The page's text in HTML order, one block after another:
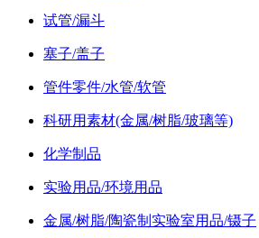
试管/漏斗
塞子/盖子
管件零件/水管/软管
科研用素材(金属/树脂/玻璃等)
化学制品
实验用品/环境用品
金属/树脂/陶瓷制实验室用品/镊子